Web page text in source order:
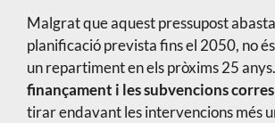
Malgrat que aquest pressupost
planificació prevista fins el 2050, no
un repartiment en els pròxims 25
finançament i les subvencions
tirar endavant les intervencions més